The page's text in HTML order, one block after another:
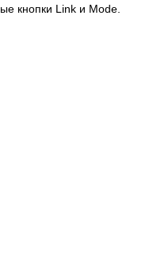
кнопки Link и Mode.